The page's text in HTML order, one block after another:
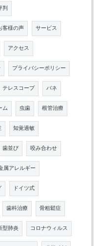
判
客様の声 サービス
アクセス
プライバシーポリシー
テレスコープ バネ
ム 虫歯 根管治療
知覚過敏
歯並び 咬み合わせ
属アレルギー
ドイツ式
歯科治療 骨粗鬆症
型肺炎 コロナウィルス